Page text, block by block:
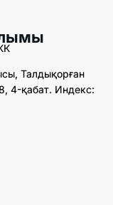
Талдықорған
4-қабат. Индекс: